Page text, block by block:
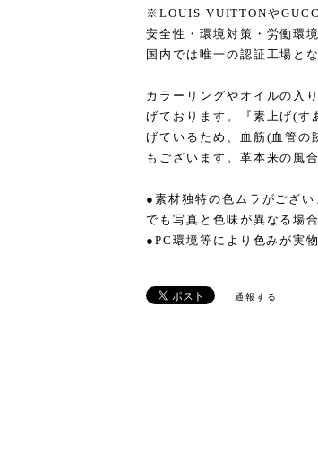
※LOUIS VUITTONや
安全性・環境対策・労働環
国内では唯一の認証工場と
カラーリングやオイルの入
げております。『素上げ(す
げているため、血筋(血管の
もございます。革本来の風
●素材独特の色ムラがござ
でも写真と色味が異なる場
●PC環境等により色みが実
通報する